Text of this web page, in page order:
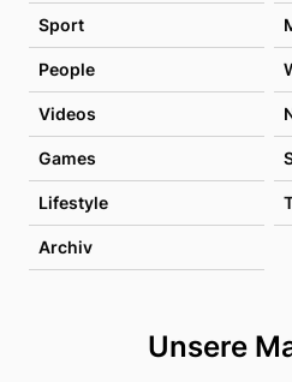
Sport
People
Videos
Games
Lifestyle
Archiv
Unsere